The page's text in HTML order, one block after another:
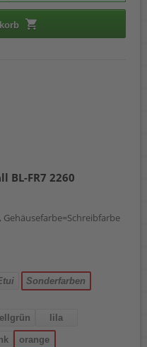
BL-FR7 2260
Sonderfarben
lila
orange